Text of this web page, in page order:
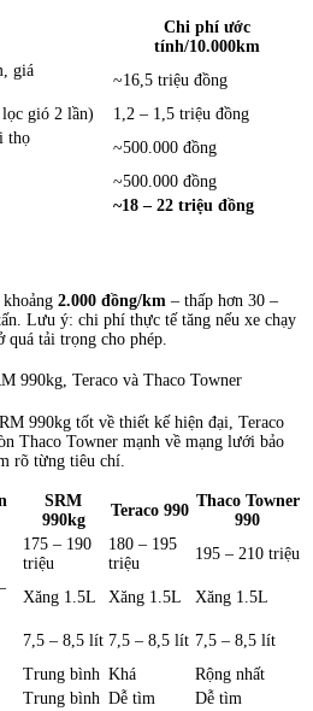
Chi phí ước
tính/10.000km
giá
~16,5 triệu đồng
gió 2 lần)
1,2 – 1,5 triệu đồng
thọ
~500.000 đồng
~500.000 đồng
~18 – 22 triệu đồng
2.000 đồng/km – thấp hơn 30 –
Lưu ý: chi phí thực tế tăng nếu xe chạy
quá tải trọng cho phép.
990kg, Teraco và Thaco Towner
990kg tốt về thiết kế hiện đại, Teraco
Thaco Towner mạnh về mạng lưới bảo
rõ từng tiêu chí.
SRM
990kg
Teraco 990
Thaco Towner
990
175 – 190
triệu
180 – 195
triệu
195 – 210 triệu
Xăng 1.5L Xăng 1.5L Xăng 1.5L
7,5 – 8,5 lít 7,5 – 8,5 lít 7,5 – 8,5 lít
Trung bình Khá
Rộng nhất
Trung bình Dễ tìm
Dễ tìm